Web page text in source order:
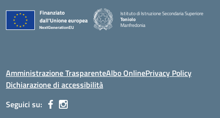
Istituto di Istruzione Secondaria Superiore
Toniolo
Manfredonia
Amministrazione TrasparenteAlbo OnlinePrivacy Policy
Dichiarazione di accessibilità
Seguici su: